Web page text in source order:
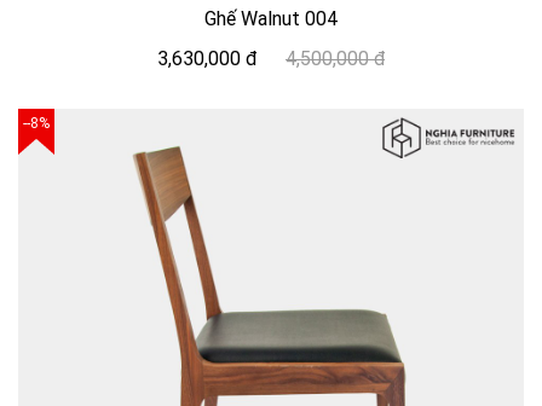
Ghế Walnut 004
3,630,000 đ
4,500,000 đ
--8%